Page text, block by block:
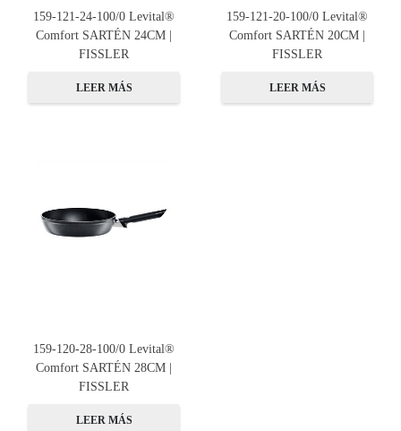
159-121-24-100/0 Levital®
Comfort SARTÉN 24CM |
FISSLER
LEER MÁS
159-121-20-100/0 Levital®
Comfort SARTÉN 20CM |
FISSLER
LEER MÁS
159-120-28-100/0 Levital®
Comfort SARTÉN 28CM |
FISSLER
LEER MÁS